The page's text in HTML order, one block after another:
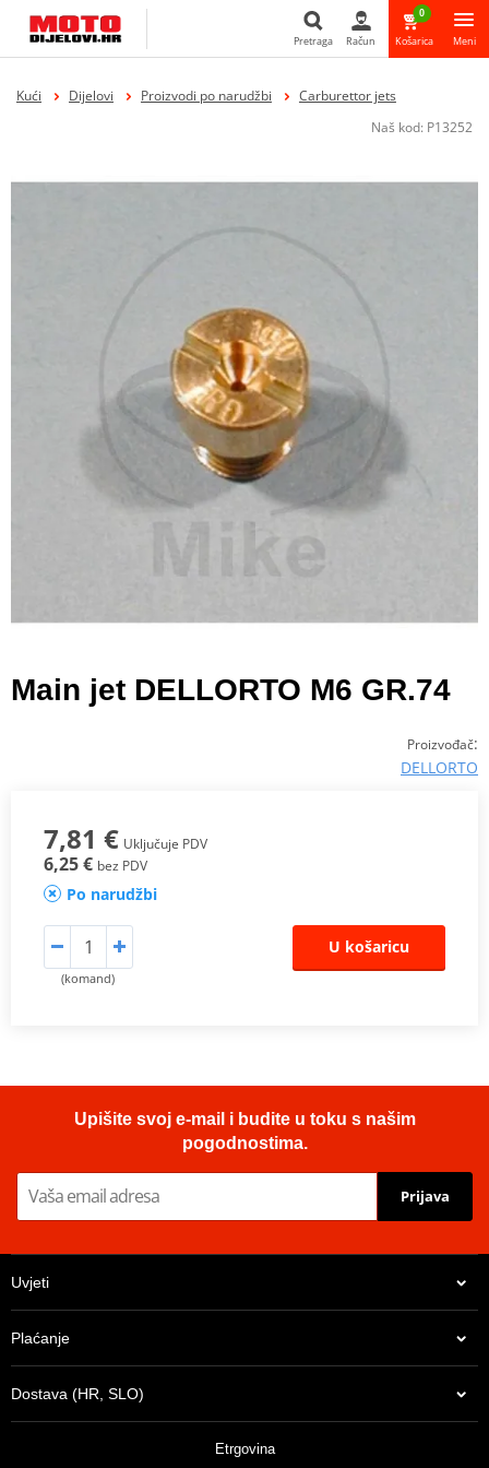
Pretraga
Pretraga Račun
0
Košarica Meni
Kući Dijelovi Proizvodi po narudžbi
Carburettor jets
Naš kod: P13252
Main jet DELLORTO M6 GR.74
Proizvođač:
DELLORTO
7,81 € Uključuje PDV
6,25 € bez PDV
Po narudžbi
(komand)
U košaricu
Upišite svoj e-mail i budite u toku s našim
pogodnostima.
Prijava
Uvjeti
Plaćanje
Dostava (HR, SLO)
Etrgovina